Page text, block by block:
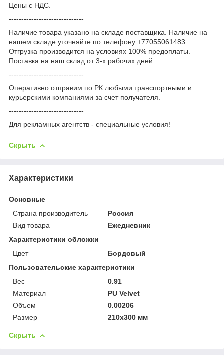
Цены с НДС.
------------------------------
Наличие товара указано на складе поставщика. Наличие на
нашем складе уточняйте по телефону +77055061483.
Отгрузка производится на условиях 100% предоплаты.
Поставка на наш склад от 3-x рабочих дней
------------------------------
Оперативно отправим по РК любыми транспортными и
курьерскими компаниями за счет получателя.
------------------------------
Для рекламных агентств - специальные условия!
Скрыть
Характеристики
Основные
Страна производитель
Россия
Вид товара
Ежедневник
Характеристики обложки
Цвет
Бордовый
Пользовательские характеристики
Вес
0.91
Материал
PU Velvet
Объем
0.00206
Размер
210х300 мм
Скрыть